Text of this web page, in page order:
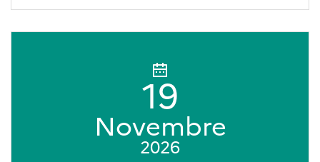
19
Novembre
2026